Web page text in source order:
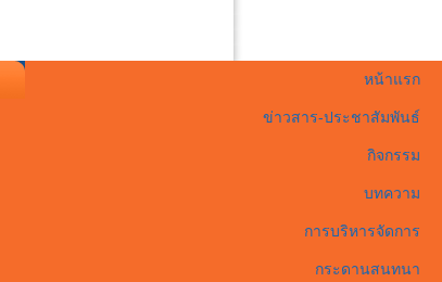
หน้าแรก
ข่าวสาร-ประชาสัมพันธ์
กิจกรรม
บทความ
การบริหารจัดการ
กระดานสนทนา